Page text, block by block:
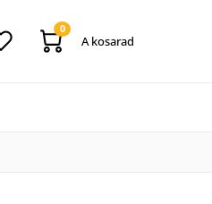
0
A kosarad